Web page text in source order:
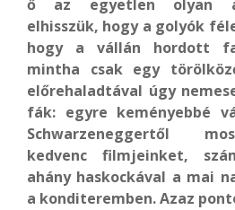
ő az egyetlen olyan
elhisszük, hogy a golyók
hogy a vállán hordott
mintha csak egy
előrehaladtával úgy
fák: egyre keményebbé
Schwarzeneggertől
kedvenc filmjeinket,
ahány haskockával a mai
a konditeremben. Azaz